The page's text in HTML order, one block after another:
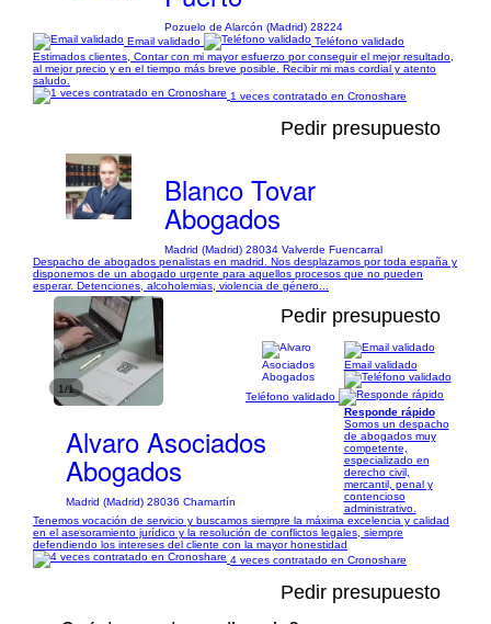
Pozuelo de Alarcón (Madrid) 28224
Email validado
Teléfono validado
Estimados clientes, Contar con mi mayor esfuerzo por conseguir el mejor resultado,
al mejor precio y en el tiempo más breve posible. Recibir mi mas cordial y atento
saludo.
1 veces contratado en Cronoshare
Pedir presupuesto
Blanco Tovar
Abogados
Madrid (Madrid) 28034 Valverde Fuencarral
Despacho de abogados penalistas en madrid. Nos desplazamos por toda españa y
disponemos de un abogado urgente para aquellos procesos que no pueden
esperar. Detenciones, alcoholemias, violencia de género...
1/1
Pedir presupuesto
Alvaro Asociados
Abogados
Madrid (Madrid) 28036 Chamartín
Email validado
Teléfono validado
Responde rápido
Somos un despacho
de abogados muy
competente,
especializado en
derecho civil,
mercantil, penal y
contencioso
administrativo.
Tenemos vocación de servicio y buscamos siempre la máxima excelencia y calidad
en el asesoramiento jurídico y la resolución de conflictos legales, siempre
defendiendo los intereses del cliente con la mayor honestidad
4 veces contratado en Cronoshare
Pedir presupuesto